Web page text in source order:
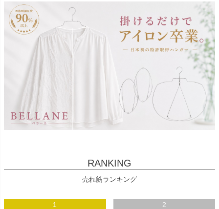
RANKING
売れ筋ランキング
1 2